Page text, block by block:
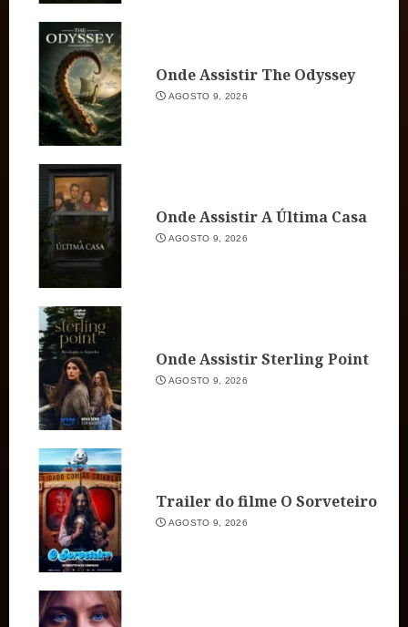
Onde Assistir The Odyssey
AGOSTO 9, 2026
Onde Assistir A Última Casa
AGOSTO 9, 2026
Onde Assistir Sterling Point
AGOSTO 9, 2026
Trailer do filme O Sorveteiro
AGOSTO 9, 2026